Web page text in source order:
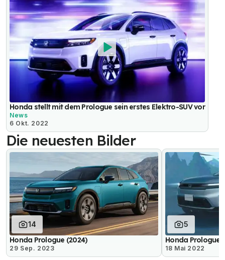
Honda stellt mit dem Prologue sein erstes Elektro-SUV vor
News
6 Okt. 2022
Die neuesten Bilder
14
Honda Prologue (2024)
29 Sep. 2023
5
Honda Prologue
18 Mai 2022